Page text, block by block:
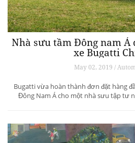
May 04, 2019 / Leader
Với hơn một triệu người dùng trên các
thâm nhập của Richemont sang thị trường
hồ second-hand đã có bước chuyển
chơi trong cả ngành công